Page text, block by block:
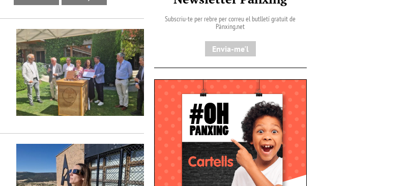
Subscriu-te per rebre per correu el butlletí gratuït de
Pànxing.net​
Envia-me'l